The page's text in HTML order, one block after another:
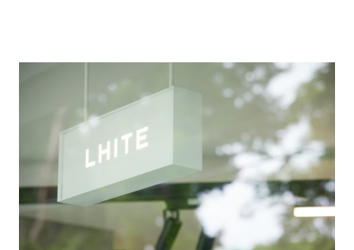
#NEW VINTAGE #マイナーグッド図鑑
#路地裏てぃーん。 #MONTHLY JOURNAL
#GH 銘品の所以 #フイナムのYouTube
#Commune H #AH.H
#ととけん #FASHION #MUSIC #MOVIE
#LIFESTYLE #SNEAKER #OUTDOOR
#SPORTS #HANDSOME HANDBOOK